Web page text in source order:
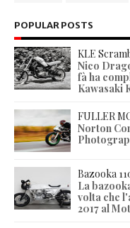
POPULAR POSTS
KLE
Nico
fà ha
Kawasaki
FULLER
Norton
Bazooka
La
volta che
2017 al